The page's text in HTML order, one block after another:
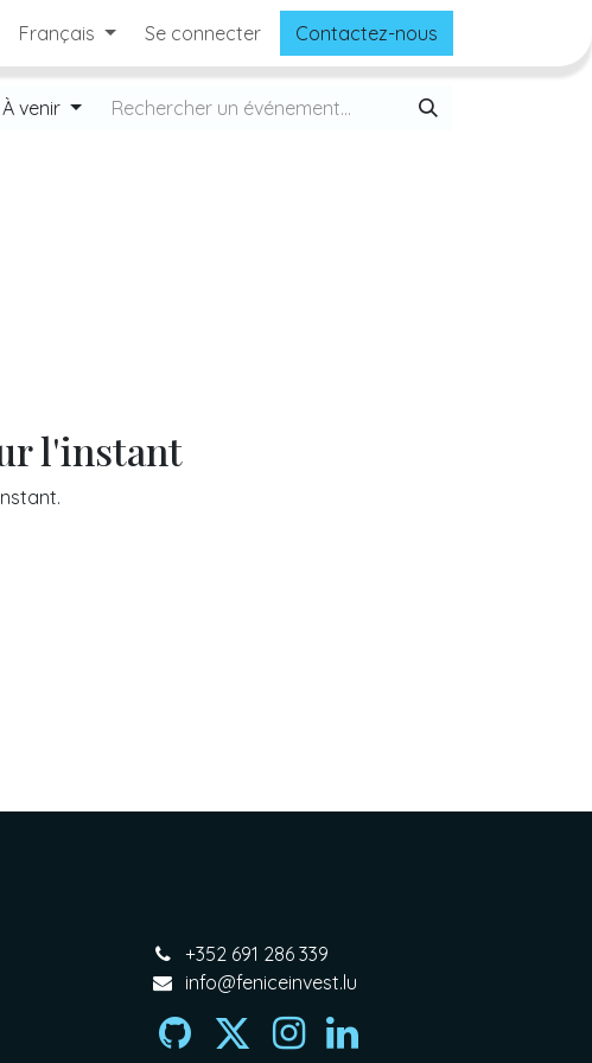
Français Se connecter Contactez-nous
À venir
l'instant
+352 691 286 339
info@feniceinvest.lu